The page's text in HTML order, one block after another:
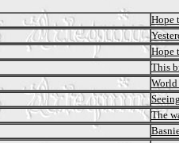
Hope
Hope
This
The